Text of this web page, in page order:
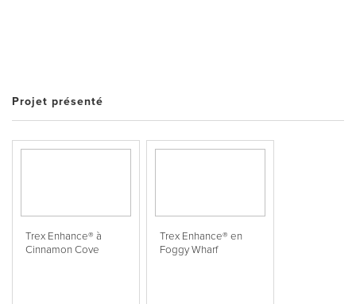
Projet présenté
Trex Enhance® à
Cinnamon Cove
Trex Enhance® en
Foggy Wharf